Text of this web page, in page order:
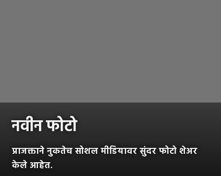
नवीन फोटो
प्राजक्ताने नुकतेच सोशल मीडियावर सुंदर फोटो शेअर
केले आहेत.